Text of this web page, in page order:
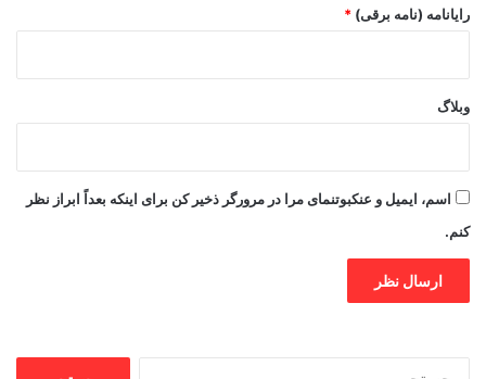
رایانامه (نامه برقی) *
وبلاگ
اسم، ایمیل و عنکبوتنمای مرا در مرورگر ذخیر کن برای اینکه بعداً ابراز نظر
کنم.